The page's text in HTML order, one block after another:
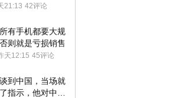
21:13 42评论
有手机都要大规
则就是亏损销售
天12:15 45评论
到中国，当场就
指示，他对中国